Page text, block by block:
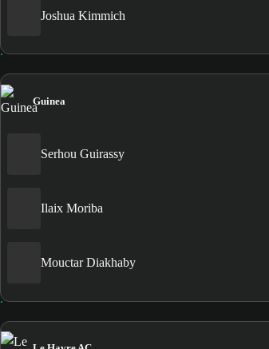
Joshua Kimmich
Guinea
Serhou Guirassy
Ilaix Moriba
Mouctar Diakhaby